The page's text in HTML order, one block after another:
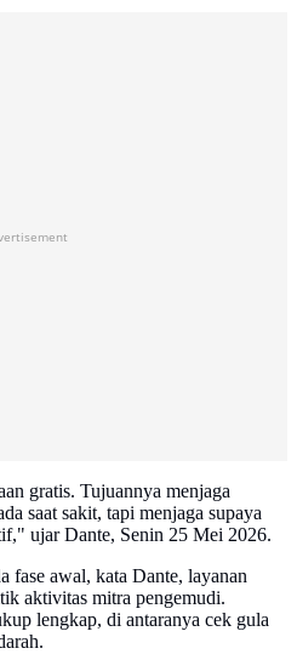
gratis. Tujuannya menjaga
saat sakit, tapi menjaga supaya
ujar Dante, Senin 25 Mei 2026.
fase awal, kata Dante, layanan
aktivitas mitra pengemudi.
lengkap, di antaranya cek gula